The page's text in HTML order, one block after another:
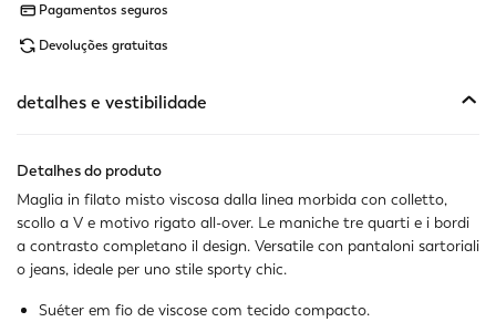
Pagamentos seguros
Devoluções gratuitas
detalhes e vestibilidade
Detalhes do produto
Maglia in filato misto viscosa dalla linea morbida con colletto,
scollo a V e motivo rigato all-over. Le maniche tre quarti e i bordi
a contrasto completano il design. Versatile con pantaloni sartoriali
o jeans, ideale per uno stile sporty chic.
Suéter em fio de viscose com tecido compacto.